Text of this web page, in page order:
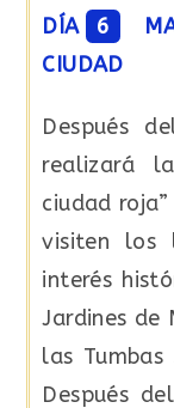
DÍA 6
CIUDAD
Después
realizará
ciudad
visiten los
interés
Jardines de
las
Después